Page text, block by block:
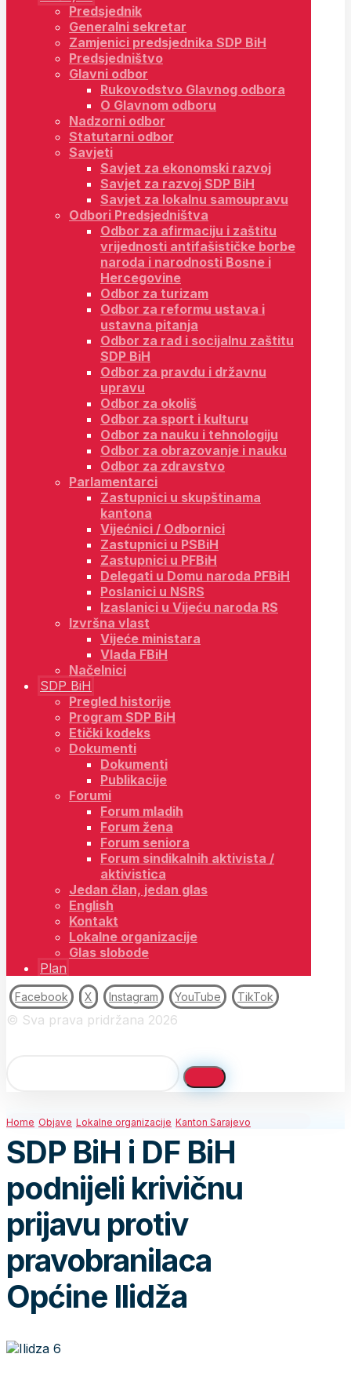
Predsjednik
Generalni sekretar
Zamjenici predsjednika SDP BiH
Predsjedništvo
Glavni odbor
Rukovodstvo Glavnog odbora
O Glavnom odboru
Nadzorni odbor
Statutarni odbor
Savjeti
Savjet za ekonomski razvoj
Savjet za razvoj SDP BiH
Savjet za lokalnu samoupravu
Odbori Predsjedništva
Odbor za afirmaciju i zaštitu
vrijednosti antifašističke borbe
naroda i narodnosti Bosne i
Hercegovine
Odbor za turizam
Odbor za reformu ustava i
ustavna pitanja
Odbor za rad i socijalnu zaštitu
SDP BiH
Odbor za pravdu i državnu
upravu
Odbor za okoliš
Odbor za sport i kulturu
Odbor za nauku i tehnologiju
Odbor za obrazovanje i nauku
Odbor za zdravstvo
Parlamentarci
Zastupnici u skupštinama
kantona
Vijećnici / Odbornici
Zastupnici u PSBiH
Zastupnici u PFBiH
Delegati u Domu naroda PFBiH
Poslanici u NSRS
Izaslanici u Vijeću naroda RS
Izvršna vlast
Vijeće ministara
Vlada FBiH
Načelnici
SDP BiH
Pregled historije
Program SDP BiH
Etički kodeks
Dokumenti
Dokumenti
Publikacije
Forumi
Forum mladih
Forum žena
Forum seniora
Forum sindikalnih aktivista /
aktivistica
Jedan član, jedan glas
English
Kontakt
Lokalne organizacije
Glas slobode
Plan
Facebook X Instagram YouTube TikTok
© Sva prava pridržana 2026
Home Objave Lokalne organizacije Kanton Sarajevo
SDP BiH i DF BiH
podnijeli krivičnu
prijavu protiv
pravobranilaca
Općine Ilidža